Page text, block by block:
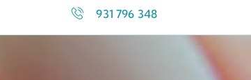
931 796 348